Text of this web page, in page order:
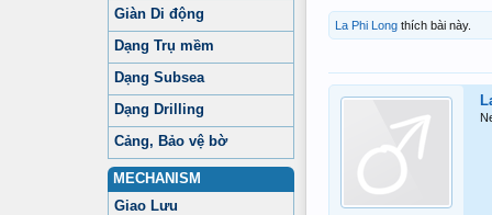
Giàn Di động
Dạng Trụ mềm
Dạng Subsea
Dạng Drilling
Cảng, Bảo vệ bờ
MECHANISM
Giao Lưu
La Phi Long thích bài này.